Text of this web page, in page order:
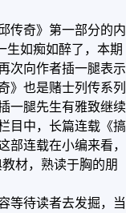
传奇》第一部分的内
生如痴如醉了，本期
次向作者插一腿表示
》也是赌士列传系列
一腿先生有雅致继续
目中，长篇连载《搞
部连载在小编来看，
材，熟读于胸的朋
等待读者去发掘，当